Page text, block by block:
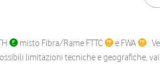
misto Fibra/Rame FTTC e FWA .
limitazioni tecniche e geografiche, vai